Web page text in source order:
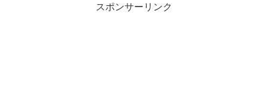
スポンサーリンク